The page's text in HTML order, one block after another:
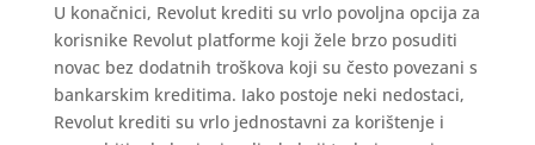
U konačnici, Revolut krediti su vrlo povoljna opcija za
korisnike Revolut platforme koji žele brzo posuditi
novac bez dodatnih troškova koji su često povezani s
bankarskim kreditima. Iako postoje neki nedostaci,
Revolut krediti su vrlo jednostavni za korištenje i